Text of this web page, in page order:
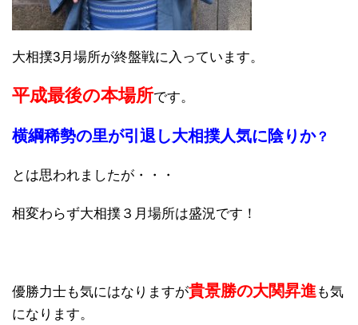
大相撲3月場所が終盤戦に入っています。
平成最後の本場所です。
横綱稀勢の里が引退し大相撲人気に陰りか？
とは思われましたが・・・
相変わらず大相撲３月場所は盛況です！
優勝力士も気にはなりますが貴景勝の大関昇進も気
になります。